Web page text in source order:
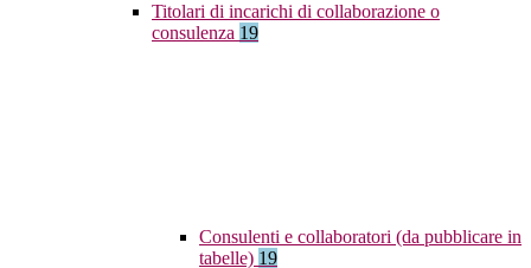
Titolari di incarichi di collaborazione o
consulenza 19
Consulenti e collaboratori (da pubblicare in
tabelle) 19